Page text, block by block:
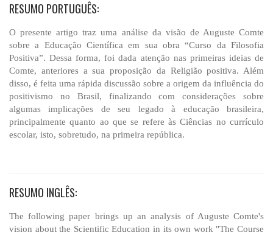
RESUMO PORTUGUÊS:
O presente artigo traz uma análise da visão de Auguste Comte
sobre a Educação Científica em sua obra “Curso da Filosofia
Positiva”. Dessa forma, foi dada atenção nas primeiras ideias de
Comte, anteriores a sua proposição da Religião positiva. Além
disso, é feita uma rápida discussão sobre a origem da influência do
positivismo no Brasil, finalizando com considerações sobre
algumas implicações de seu legado à educação brasileira,
principalmente quanto ao que se refere às Ciências no currículo
escolar, isto, sobretudo, na primeira república.
RESUMO INGLÊS:
The following paper brings up an analysis of Auguste Comte's
vision about the Scientific Education in its own work "The Course